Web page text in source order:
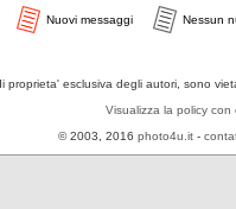
Nuovi messaggi Nessun
esclusiva degli autori, sono
Visualizza la policy con
© 2003, 2016 photo4u.it-